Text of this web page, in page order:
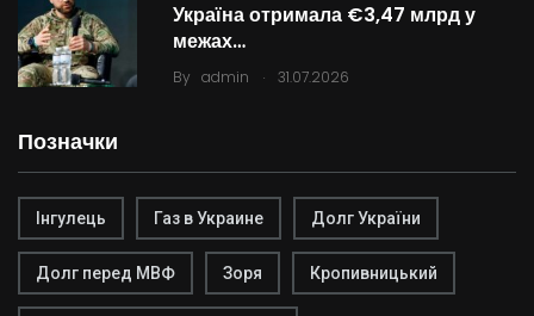
Україна отримала €3,47 млрд у
межах…
By admin . 31.07.2026
Позначки
Інгулець Газ в Украине Долг України
Долг перед МВФ Зоря Кропивницький